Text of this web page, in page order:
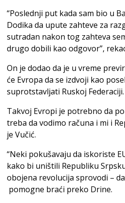
“Poslednji put kada sam bio u
Dodika da upute zahteve za
sutradan nakon tog zahteva
drugo dobili kao odgovor”,
On je dodao da je u vreme
će Evropa da se izdvoji kao
suprotstavljati Ruskoj Federaciji.
Takvoj Evropi je potrebno da
treba da vodimo računa i mi i
je Vučić.
“Neki pokušavaju da iskoriste
kako bi uništili Republiku
obojena revolucija sprovodi –
pomogne braći preko Drine.